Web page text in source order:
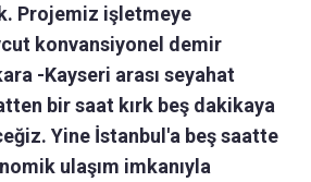
Projemiz işletmeye
konvansiyonel demir
-Kayseri arası seyahat
bir saat kırk beş dakikaya
Yine İstanbul'a beş saatte
ulaşım imkanıyla